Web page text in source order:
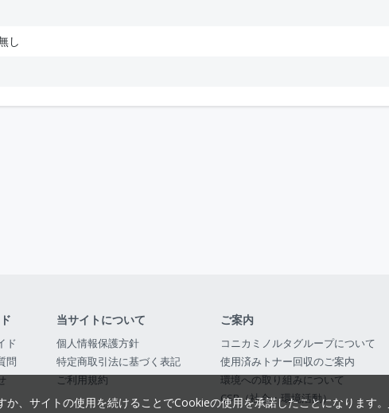
し
ド
問
当サイトについて
個人情報保護方針
特定商取引法に基づく表記
ご利用規約
ご案内
コニカミノルタグループについて
使用済みトナー回収のご案内
環境への取り組みについて
CSR（社会・環境活動）
、サイトの使用を続けることでCookieの使用を承諾したことになります。